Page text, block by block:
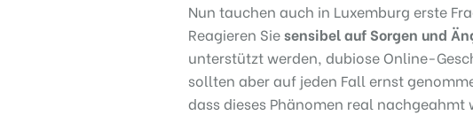
Nun tauchen auch in Luxemburg erste
Reagieren Siesensibel auf Sorgen und
unterstützt werden, dubiose Online-
sollten aber auf jeden Fall ernst
dass dieses Phänomen real nachgeahmt